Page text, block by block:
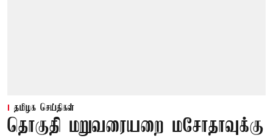
தமிழக செய்திகள்
தொகுதி மறுவரையறை மசோதாவுக்கு